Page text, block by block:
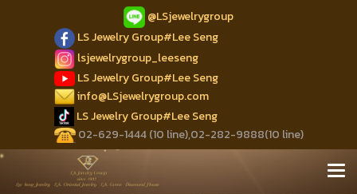
@LSjewelrygroup
LS Jewelry Group#Lee Seng
lsjewelrygroup_leeseng
LS Jewelry Group#Lee Seng
info@LSjewelrygroup.com
LS Jewelry Group#Lee Seng
02-629-1444 (10 line),02-282-9888(10 line)